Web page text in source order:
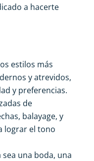
a hacerte
estilos más
y atrevidos,
y preferencias.
de
balayage, y
lograr el tono
sea una boda, una